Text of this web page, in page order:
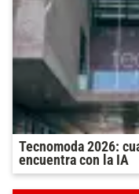
Tecnomoda 2026:
encuentra con la IA